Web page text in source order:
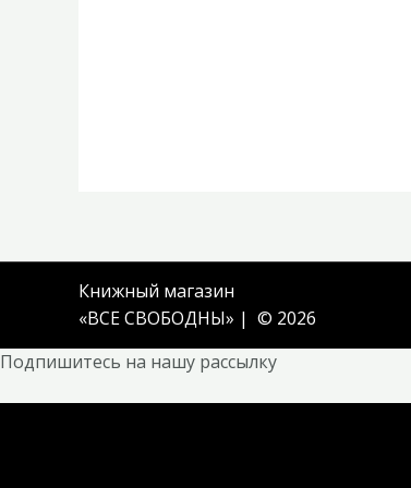
Книжный магазин
«ВСЕ СВОБОДНЫ» | © 2026
Подпишитесь на нашу рассылку